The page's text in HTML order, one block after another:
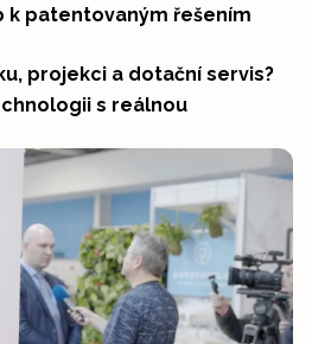
k patentovaným řešením
projekci a dotační servis?
s reálnou